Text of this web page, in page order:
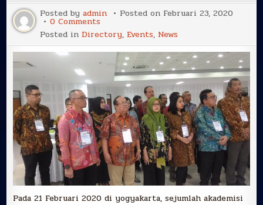
Posted byadmin Posted on Februari 23, 2020
0 Comments
Terpilih
sebagai
Anggota
DPP
IAPA
Periode
2019-
2022,
Dr.
Bambang
Irawan
Dilantik
di
yogyakarta
Posted inDirectory,Events, News
Pada 21 Februari 2020 di yogyakarta, sejumlah akademisi